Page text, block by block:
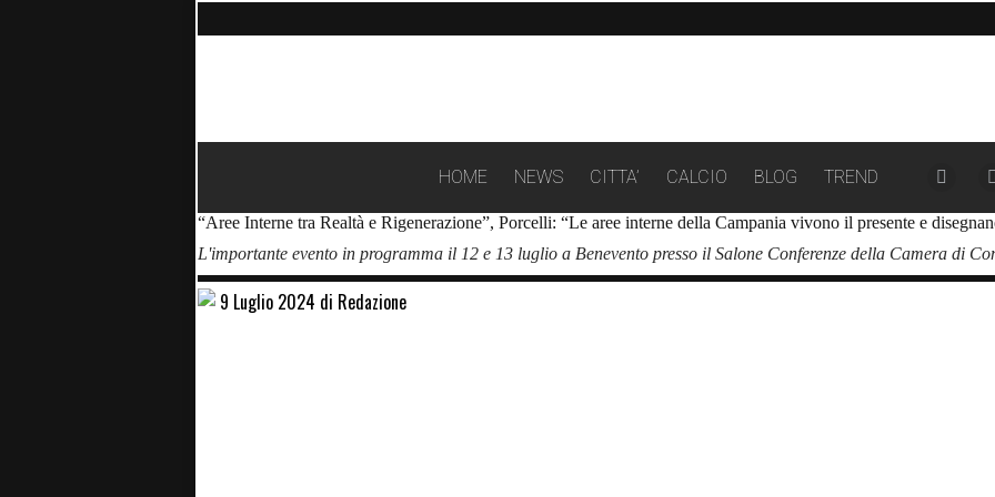
HOME NEWS CITTA’ CALCIO BLOG TREND
page
opens
in
“Aree Interne tra Realtà e Rigenerazione”, Porcelli: “Le aree interne della Campania vivono il presente e
L'importante evento in programma il 12 e 13 luglio a Benevento presso il Salone Conferenze della Camera di
9 Luglio 2024 di Redazione